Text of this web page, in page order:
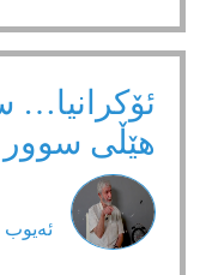
ئۆکرانیا…
هێڵی سوور
ئەیوب